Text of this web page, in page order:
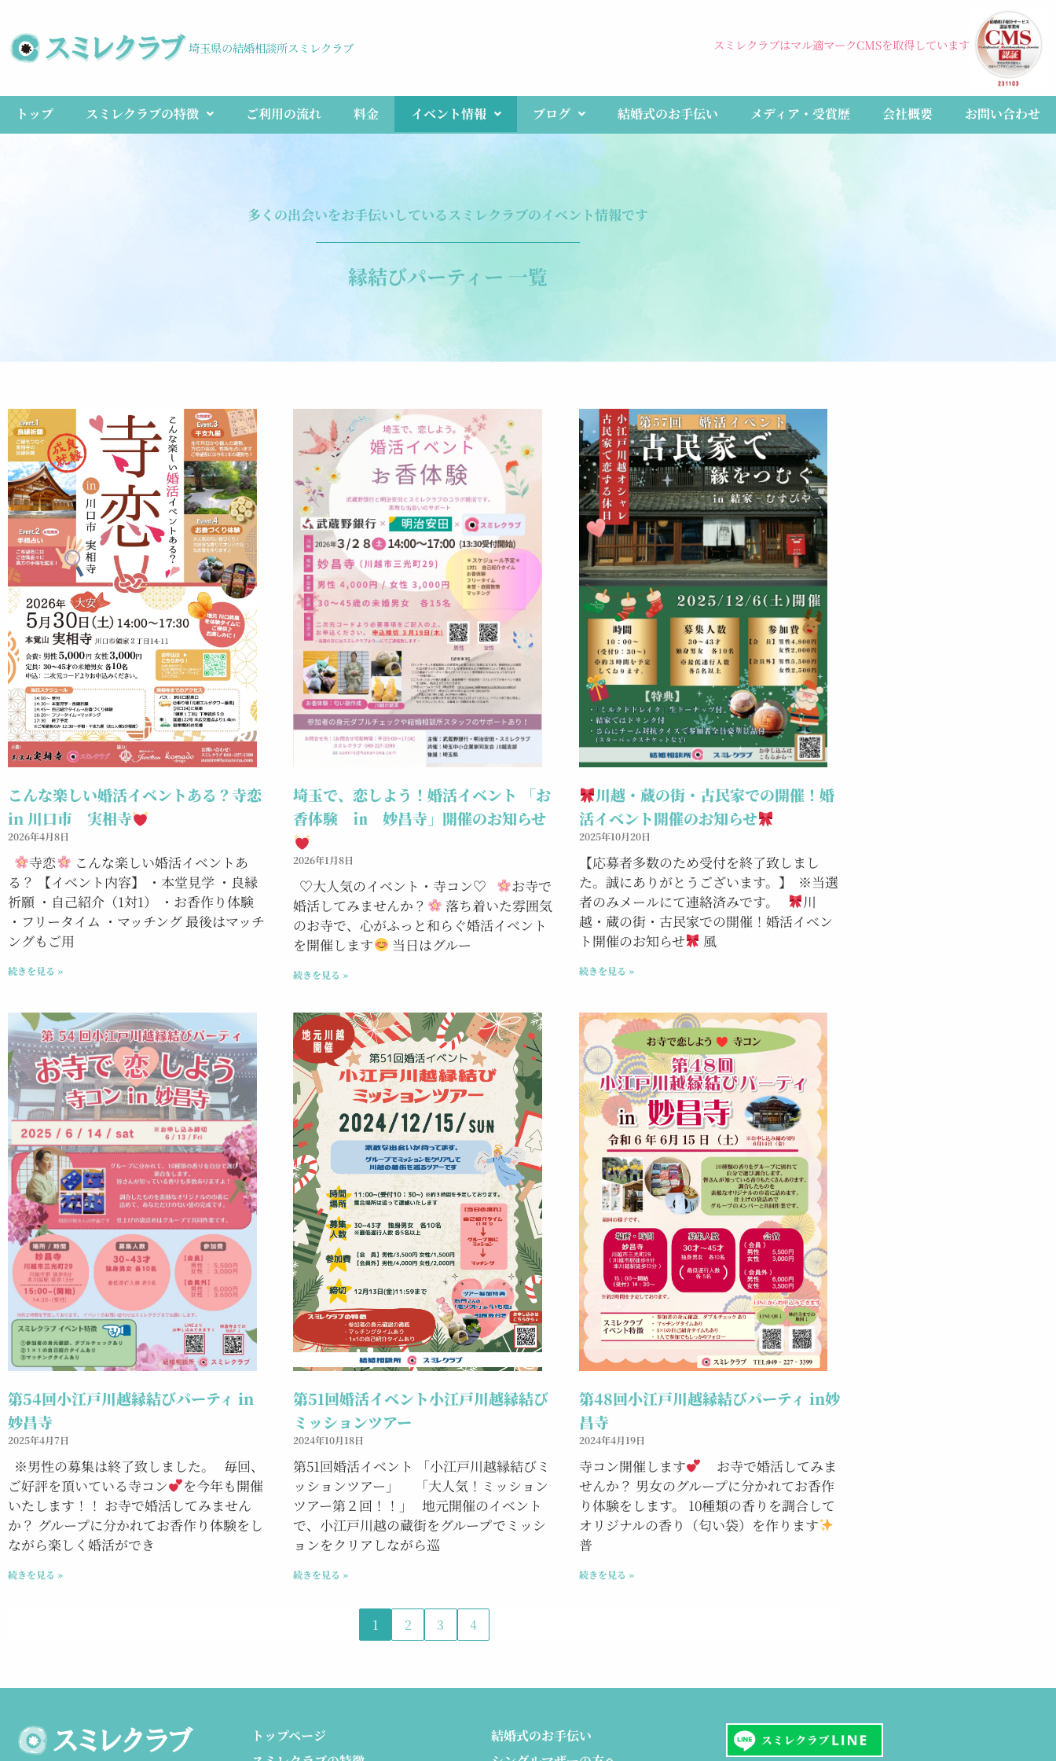
埼玉県の結婚相談所スミレクラブ スミレクラブはマル適マークCMSを取得しています
トップ スミレクラブの特徴 ご利用の流れ 料金 イベント情報 ブログ 結婚式のお手伝い メディア・受賞歴 会社概要 お問い合わせ
多くの出会いをお手伝いしている スミレクラブのイベント情報です
縁結びパーティー 一覧
こんな楽しい婚活イベントある？寺恋
in 川口市 実相寺
2026年4月8日
寺恋
こんな楽しい婚活イベントあ
る？ 【イベント内容】 ・本堂見学 ・良縁
祈願 ・自己紹介（1対1） ・お香作り体験
・フリータイム ・マッチング 最後はマッチ
ングもご用
続きを見る »
埼玉で、恋しよう！婚活イベント 「お
香体験 ㏌ 妙昌寺」開催のお知らせ
2026年1月8日
♡大人気のイベント・寺コン♡
お寺で
婚活してみませんか？
落ち着いた雰囲気
のお寺で、心がふっと和らぐ婚活イベント
を開催します
当日はグルー
続きを見る »
川越・蔵の街・古民家での開催！婚
活イベント開催のお知らせ
2025年10月20日
【応募者多数のため受付を終了致しまし
た。誠にありがとうございます。】 ※当選
者のみメールにて連絡済みです。
川
越・蔵の街・古民家での開催！婚活イベン
ト開催のお知らせ
風
続きを見る »
第54回小江戸川越縁結びパーティ in
妙昌寺
2025年4月7日
※男性の募集は終了致しました。 毎回、
ご好評を頂いている寺コン
を今年も開催
いたします！！ お寺で婚活してみません
か？ グループに分かれてお香作り体験をし
ながら楽しく婚活ができ
続きを見る »
第51回婚活イベント小江戸川越縁結び
ミッションツアー
2024年10月18日
第51回婚活イベント 「小江戸川越縁結びミ
ッションツアー」 「大人気！ミッション
ツアー第２回！！」 地元開催のイベント
で、小江戸川越の蔵街をグループでミッシ
ョンをクリアしながら巡
続きを見る »
第48回小江戸川越縁結びパーティ in妙
昌寺
2024年4月19日
寺コン開催します
お寺で婚活してみま
せんか？ 男女のグループに分かれてお香作
り体験をします。 10種類の香りを調合して
オリジナルの香り（匂い袋）を作ります
普
続きを見る »
1 2 3 4
トップページ
結婚式のお手伝い